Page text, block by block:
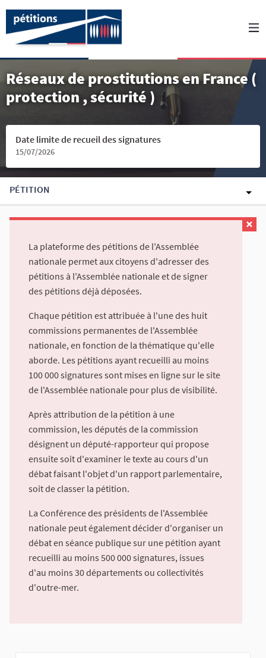
Réseaux de prostitutions en France (
protection , sécurité )
Date limite de recueil des signatures
15/07/2026
PÉTITION
La plateforme des pétitions de l'Assemblée
nationale permet aux citoyens d'adresser des
pétitions à l'Assemblée nationale et de signer
des pétitions déjà déposées.
Chaque pétition est attribuée à l'une des huit
commissions permanentes de l'Assemblée
nationale, en fonction de la thématique qu'elle
aborde. Les pétitions ayant recueilli au moins
100 000 signatures sont mises en ligne sur le site
de l'Assemblée nationale pour plus de visibilité.
Après attribution de la pétition à une
commission, les députés de la commission
désignent un député-rapporteur qui propose
ensuite soit d'examiner le texte au cours d'un
débat faisant l'objet d'un rapport parlementaire,
soit de classer la pétition.
La Conférence des présidents de l'Assemblée
nationale peut également décider d'organiser un
débat en séance publique sur une pétition ayant
recueilli au moins 500 000 signatures, issues
d'au moins 30 départements ou collectivités
d'outre-mer.